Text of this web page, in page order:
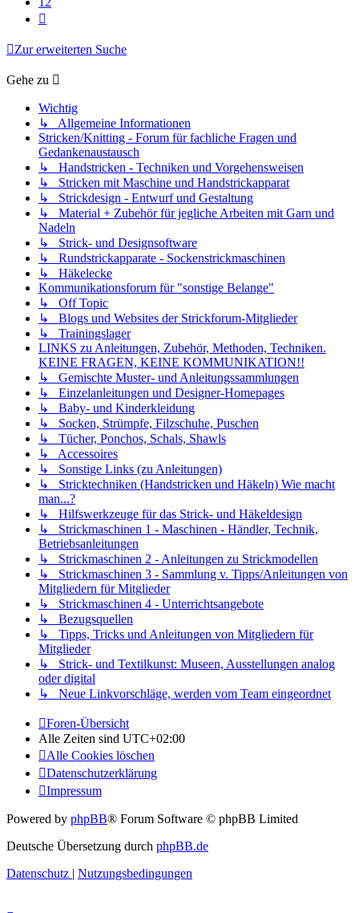
Zur erweiterten Suche
Gehe zu
Wichtig
↳ Allgemeine Informationen
Stricken/Knitting - Forum für fachliche Fragen und
Gedankenaustausch
↳ Handstricken - Techniken und Vorgehensweisen
↳ Stricken mit Maschine und Handstrickapparat
↳ Strickdesign - Entwurf und Gestaltung
↳ Material + Zubehör für jegliche Arbeiten mit Garn und
Nadeln
↳ Strick- und Designsoftware
↳ Rundstrickapparate - Sockenstrickmaschinen
↳ Häkelecke
Kommunikationsforum für "sonstige Belange"
↳ Off Topic
↳ Blogs und Websites der Strickforum-Mitglieder
↳ Trainingslager
LINKS zu Anleitungen, Zubehör, Methoden, Techniken.
KEINE FRAGEN, KEINE KOMMUNIKATION!!
↳ Gemischte Muster- und Anleitungssammlungen
↳ Einzelanleitungen und Designer-Homepages
↳ Baby- und Kinderkleidung
↳ Socken, Strümpfe, Filzschuhe, Puschen
↳ Tücher, Ponchos, Schals, Shawls
↳ Accessoires
↳ Sonstige Links (zu Anleitungen)
↳ Stricktechniken (Handstricken und Häkeln) Wie macht
man...?
↳ Hilfswerkzeuge für das Strick- und Häkeldesign
↳ Strickmaschinen 1 - Maschinen - Händler, Technik,
Betriebsanleitungen
↳ Strickmaschinen 2 - Anleitungen zu Strickmodellen
↳ Strickmaschinen 3 - Sammlung v. Tipps/Anleitungen von
Mitgliedern für Mitglieder
↳ Strickmaschinen 4 - Unterrichtsangebote
↳ Bezugsquellen
↳ Tipps, Tricks und Anleitungen von Mitgliedern für
Mitglieder
↳ Strick- und Textilkunst: Museen, Ausstellungen analog
oder digital
↳ Neue Linkvorschläge, werden vom Team eingeordnet
Foren-Übersicht
Alle Zeiten sind UTC+02:00
Alle Cookies löschen
Datenschutzerklärung
Impressum
Powered by phpBB® Forum Software © phpBB Limited
Deutsche Übersetzung durch phpBB.de
Datenschutz
Nutzungsbedingungen